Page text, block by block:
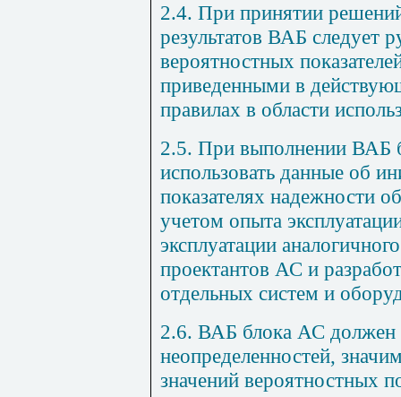
2.4. При принятии
результатов ВАБ следует
вероятностных
приведенными в
правилах в области
2.5. При выполнении ВАБ
использовать данные об
показателях надежности
учетом опыта
эксплуатации
проектантов АС и
отдельных систем и
2.6. ВАБ блока АС должен
неопределенностей,
значений вероятностных